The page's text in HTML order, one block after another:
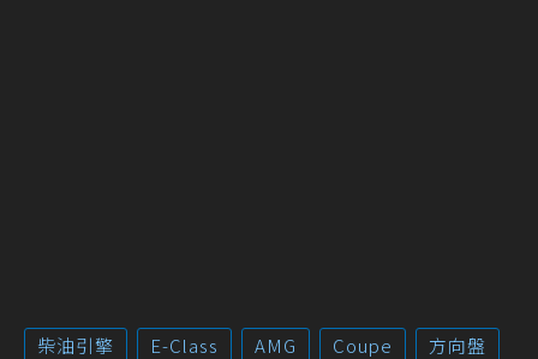
柴油引擎 E-Class AMG Coupe 方向盤